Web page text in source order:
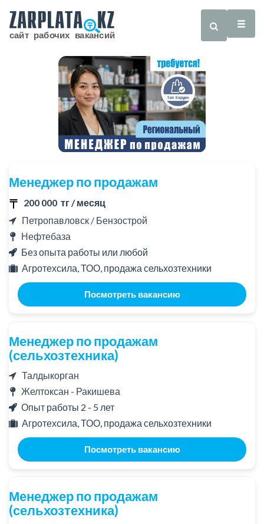
Менеджер по продажам
200 000 тг / месяц
Петропавловск / Бензострой
Нефтебаза
Без опыта работы или любой
Агротехсила, ТОО, продажа сельхозтехники
Посмотреть вакансию
Менеджер по продажам
(сельхозтехника)
Талдыкорган
Желтоксан - Ракишева
Опыт работы 2 - 5 лет
Агротехсила, ТОО, продажа сельхозтехники
Посмотреть вакансию
Менеджер по продажам
(сельхозтехника)